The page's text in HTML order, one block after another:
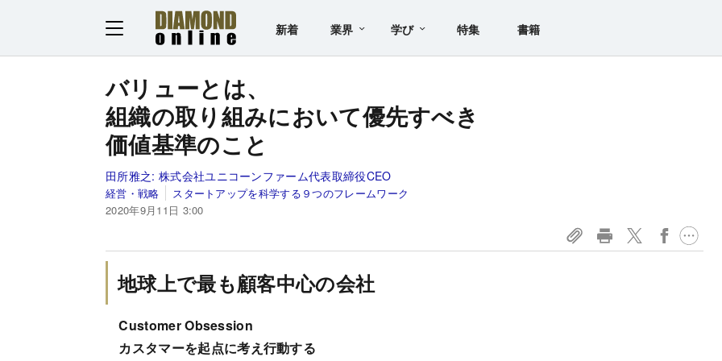
新着 業界 学び 特集 書籍
バリューとは、
組織の取り組みにおいて優先すべき
価値基準のこと
田所雅之: 株式会社ユニコーンファーム代表取締役CEO
経営・戦略
スタートアップを科学する９つのフレームワーク
2020年9月11日 3:00
地球上で最も顧客中心の会社
Customer Obsession
カスタマーを起点に考え行動する